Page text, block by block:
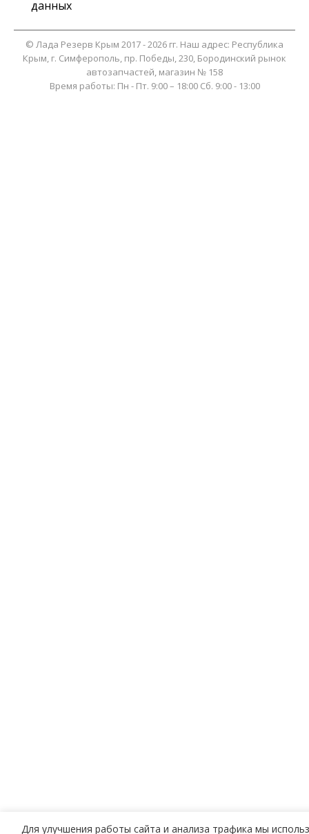
данных
© Лада Резерв Крым 2017 - 2026 гг. Наш адрес: Республика
Крым, г. Симферополь, пр. Победы, 230, Бородинский рынок
автозапчастей, магазин № 158
Время работы: Пн - Пт. 9:00 – 18:00 Сб. 9:00 - 13:00
Для улучшения работы сайта и анализа трафика мы